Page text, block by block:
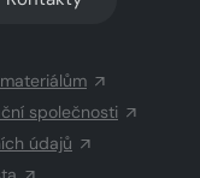
společnosti
údajů